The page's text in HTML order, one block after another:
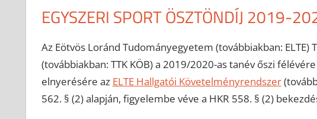
EGYSZERI SPORT ÖSZTÖNDÍJ 2019-
Az Eötvös Loránd Tudományegyetem (továbbiakban:
(továbbiakban: TTK KÖB) a 2019/2020-as tanév őszi
elnyerésére az ELTE Hallgatói Követelményrendszer
562. § (2) alapján, figyelembe véve a HKR 558. § (2)